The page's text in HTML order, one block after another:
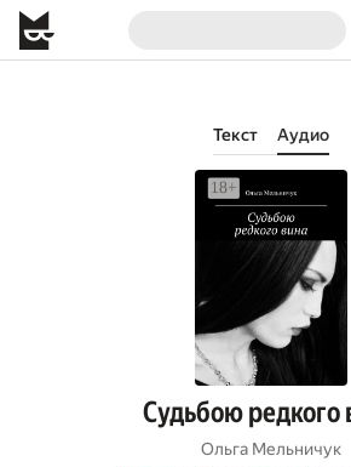
Текст Аудио
Судьбою редкого
Ольга Мельничук